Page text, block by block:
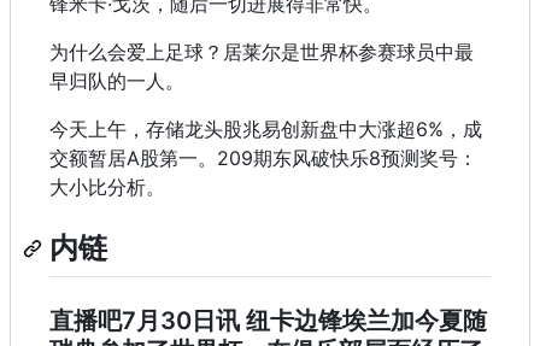
为什么会爱上足球？居莱尔是世界杯参赛球员中最
早归队的一人。
今天上午，存储龙头股兆易创新盘中大涨超6%，成
交额暂居A股第一。209期东风破快乐8预测奖号：
大小比分析。
内链
直播吧7月30日讯 纽卡边锋埃兰加今夏随